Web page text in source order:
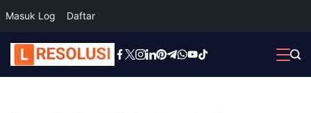
Masuk Log Daftar
Skip
to